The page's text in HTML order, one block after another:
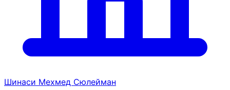
Шинаси Мехмед Сюлейман